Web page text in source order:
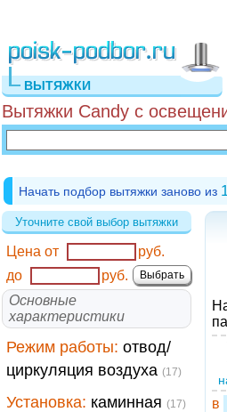
ВЫТЯЖКИ
Вытяжки Candy с
Начать подбор вытяжки заново из
Уточните свой выбор вытяжки
Цена от
руб.
до
руб.
Основные
характеристики
Режим работы: отвод/
циркуляция воздуха (17)
Установка: каминная (17) в